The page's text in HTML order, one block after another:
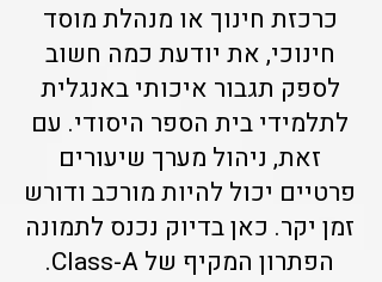
כרכזת חינוך או מנהלת מוסד
חינוכי, את יודעת כמה חשוב
לספק תגבור איכותי באנגלית
לתלמידי בית הספר היסודי. עם
זאת, ניהול מערך שיעורים
פרטיים יכול להיות מורכב ודורש
זמן יקר. כאן בדיוק נכנס לתמונה
הפתרון המקיף של Class-A.